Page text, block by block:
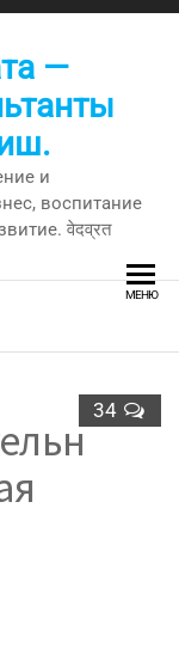
—
и
воспитание
वेदव्रत
МЕНЮ
34